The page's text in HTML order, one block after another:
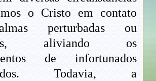
o Cristo em contato
perturbadas ou
aliviando os
de infortunados
Todavia, a